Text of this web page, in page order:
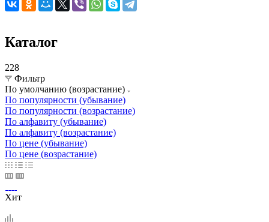
Каталог
228
Фильтр
По умолчанию (возрастание)
По популярности (убывание)
По популярности (возрастание)
По алфавиту (убывание)
По алфавиту (возрастание)
По цене (убывание)
По цене (возрастание)
Хит